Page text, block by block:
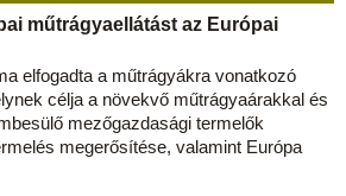
műtrágyaellátást az Európai
elfogadta a műtrágyákra vonatkozó
célja a növekvő műtrágyaárakkal és
mezőgazdasági termelők
megerősítése, valamint Európa